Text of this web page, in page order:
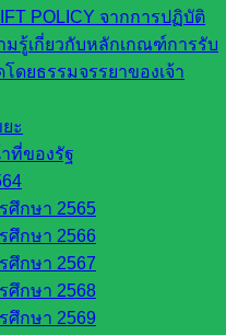
POLICY จากการปฏิบัติ
มรู้เกี่ยวกับหลักเกณฑ์การรับ
ดยธรรมจรรยาของเจ้า
ะ
ที่ของรัฐ
ศึกษา 2565
ศึกษา 2566
ศึกษา 2567
ศึกษา 2568
ศึกษา 2569